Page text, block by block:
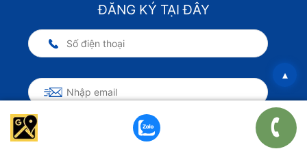
ĐĂNG KÝ TẠI ĐÂY
LIÊN HỆ TƯ VẤN
▴